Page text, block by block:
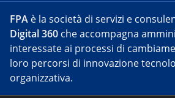
FPA è la società di servizi e
Digital 360 che accompagna
interessate ai processi di
loro percorsi di innovazione
organizzativa.